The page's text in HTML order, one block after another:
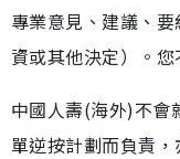
專業意見、建議、
資或其他決定）。
中國人壽(海外)不會
單逆按計劃而負責